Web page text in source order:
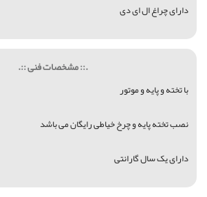
دارای چراغ ال ای دی
.:: مشخصات فنی ::.
با تخته و پایه و موتور
نصب تخته پایه و چرخ خیاطی رایگان می باشد
دارای یک سال گارانتی